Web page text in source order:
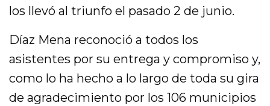
los llevó al triunfo el pasado 2 de junio.
Díaz Mena reconoció a todos los
asistentes por su entrega y compromiso y,
como lo ha hecho a lo largo de toda su gira
de agradecimiento por los 106 municipios